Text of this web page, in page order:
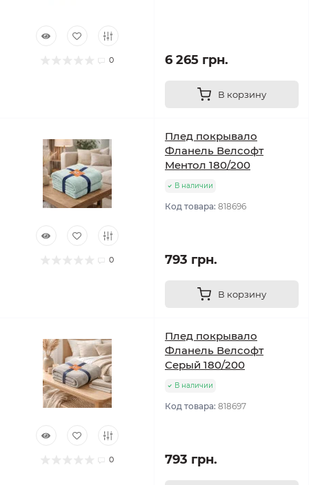
0 6 265 грн.
В корзину
0
Плед покрывало
Фланель Велсофт
Ментол 180/200
В наличии
Код товара: 818696
793 грн.
В корзину
0
Плед покрывало
Фланель Велсофт
Серый 180/200
В наличии
Код товара: 818697
793 грн.